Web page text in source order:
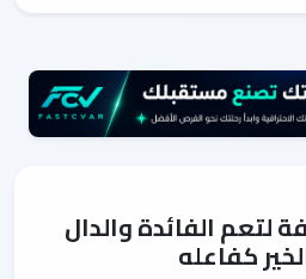
لتعم الفائدة والدال
كفاعله